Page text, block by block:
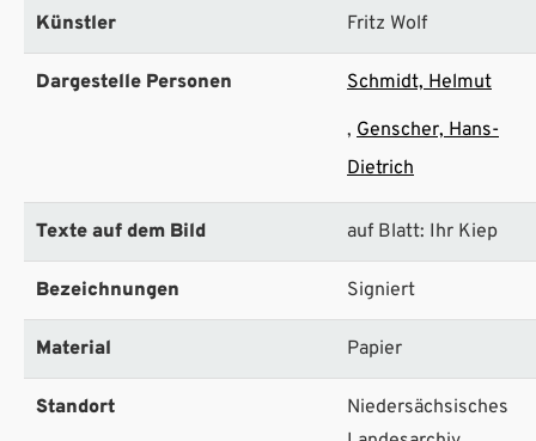
Künstler Fritz Wolf
Dargestelle Personen
Schmidt, Helmut
Genscher, Hans-
Dietrich
Texte auf dem Bild auf Blatt: Ihr Kiep
Bezeichnungen Signiert
Material Papier
Standort
Niedersächsisches